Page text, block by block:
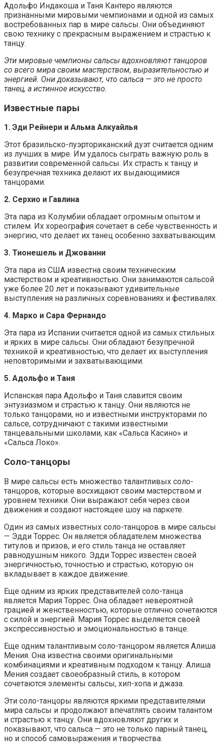
Адольфо Индакоша и Таня Кантеро являются
признанными мировыми чемпионами и одной из самых
востребованных пар в мире сальсы. Они объединяют
свою технику с прекрасным выражением и страстью к
танцу.
Эти мировые чемпионы сальсы вдохновляют танцоров
со всего мира своим мастерством, выразительностью и
энергией. Они доказывают, что сальса — это не просто
танец, а истинное искусство.
Известные пары
1. Эди Рейнери и Альма Алкуайлья
Этот бразильско-пуэрториканский дуэт считается одним
из лучших в мире. Им удалось сыграть важную роль в
развитии современной сальсы. Их страсть к танцу и
безупречная техника делают их выдающимися
танцорами.
2. Серхио и Гавлина
Эта пара из Колумбии обладает огромным опытом и
стилем. Их хореография сочетает в себе чувственность и
энергию, что делает их танец особенно захватывающим.
3. Тионешель и Джованни
Эта пара из США известна своим техническим
мастерством и креативностью. Они занимаются сальсой
уже более 20 лет и показывают удивительные
выступления на различных соревнованиях и фестивалях.
4. Марко и Сара Фернандо
Эта пара из Испании считается одной из самых стильных
и ярких в мире сальсы. Они обладают безупречной
техникой и креативностью, что делает их выступления
неповторимыми и захватывающими.
5. Адольфо и Таня
Испанская пара Адольфо и Таня славится своим
энтузиазмом и страстью к танцу. Они являются не
только танцорами, но и известными инструкторами по
сальсе, сотрудничают с такими известными
танцевальными школами, как «Сальса Касино» и
«Сальса Локо».
Соло-танцоры
В мире сальсы есть множество талантливых соло-
танцоров, которые восхищают своим мастерством и
уровнем техники. Они выражают себя через свои
движения и создают настоящее шоу на паркете.
Один из самых известных соло-танцоров в мире сальсы
— Эдди Торрес. Он является обладателем множества
титулов и призов, и его стиль танца не оставляет
равнодушным никого. Эдди Торрес известен своей
энергичностью, точностью и страстью, которую он
вкладывает в каждое движение.
Еще одним из ярких представителей соло-танца
является Мария Торрес. Она обладает невероятной
грацией и женственностью, которые отлично сочетаются
с силой и энергией. Мария Торрес выделяется своей
экспрессивностью и эмоциональностью в танце.
Еще одним талантливым соло-танцором является Алиша
Мения. Она известна своими оригинальными
комбинациями и креативным подходом к танцу. Алиша
Мения создает своеобразный стиль, в котором
сочетаются элементы сальсы, хип-хопа и джаза.
Эти соло-танцоры являются яркими представителями
мира сальсы и продолжают впечатлять своим талантом
и страстью к танцу. Они вдохновляют других и
показывают, что сальса — это не только парный танец,
но и способ самовыражения и творчества.